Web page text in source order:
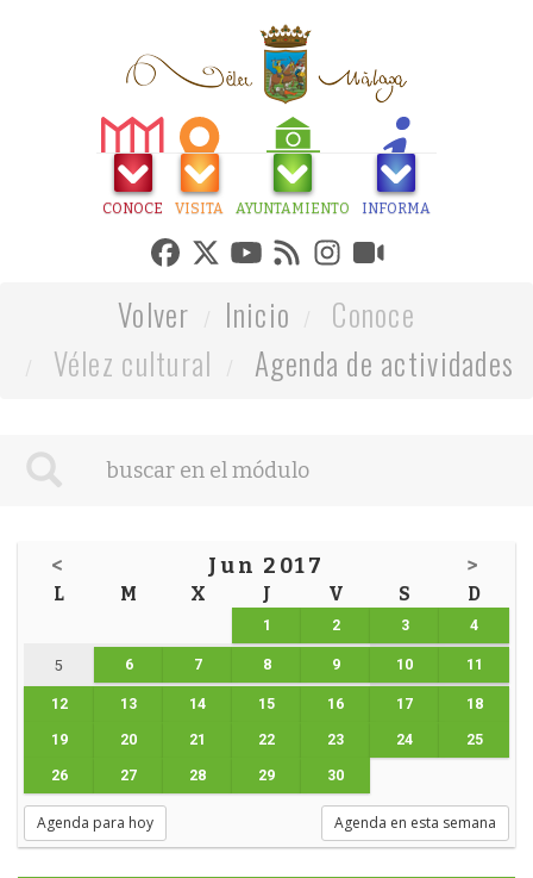
CONOCE VISITA AYUNTAMIENTO INFORMA
Volver Inicio
Conoce
Vélez cultural
Agenda de actividades
< Jun 2017 >
L M X J V S D
1 2 3 4
5 6 7 8 9 10 11
12 13 14 15 16 17 18
19 20 21 22 23 24 25
26 27 28 29 30
Agenda para hoy Agenda en esta semana